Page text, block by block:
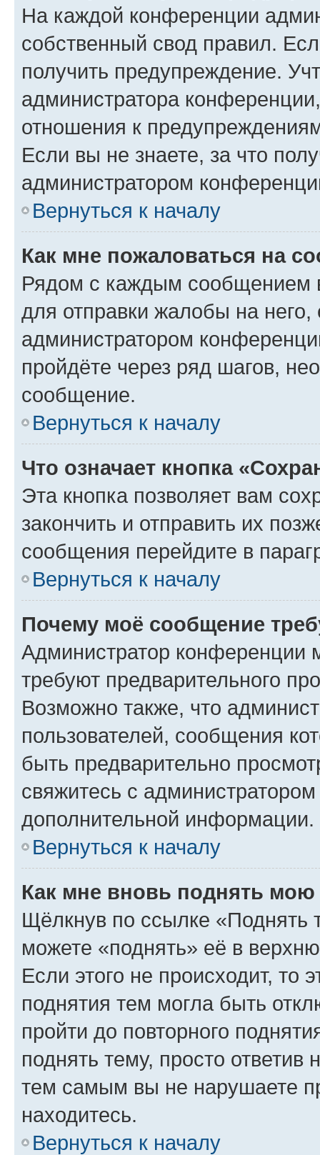
На каждой конференции
собственный свод правил.
получить предупреждение.
администратора
отношения к
Если вы не знаете, за что
администратором
Вернуться к началу
Как мне пожаловаться на
Рядом с каждым сообщением
для отправки жалобы на
администратором
пройдёте через ряд шагов,
сообщение.
Вернуться к началу
Что означает кнопка
Эта кнопка позволяет вам
закончить и отправить их
сообщения перейдите в
Вернуться к началу
Почему моё сообщение
Администратор конференции
требуют предварительного
Возможно также, что
пользователей, сообщения
быть предварительно
свяжитесь с
дополнительной информации.
Вернуться к началу
Как мне вновь поднять мою
Щёлкнув по ссылке «Поднять
можете «поднять» её в
Если этого не происходит, то
поднятия тем могла быть
пройти до повторного
поднять тему, просто ответив
тем самым вы не нарушаете
находитесь.
Вернуться к началу